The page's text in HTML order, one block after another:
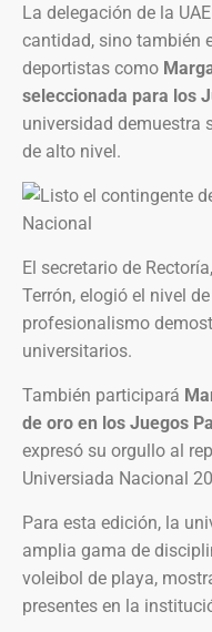
La delegación de la
cantidad, sino también
deportistas como
seleccionada para los
universidad demuestra
de alto nivel.
El secretario de
Terrón, elogió el nivel
profesionalismo
universitarios.
También participará
de oro en los Juegos
expresó su orgullo al
Universiada Nacional
Para esta edición, la
amplia gama de
voleibol de playa,
presentes en la